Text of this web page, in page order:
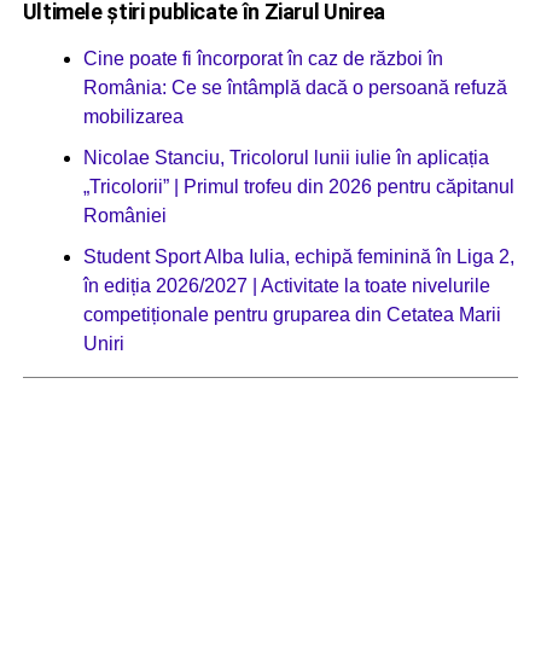
Ultimele știri publicate în Ziarul Unirea
Cine poate fi încorporat în caz de război în
România: Ce se întâmplă dacă o persoană refuză
mobilizarea
Nicolae Stanciu, Tricolorul lunii iulie în aplicația
„Tricolorii” | Primul trofeu din 2026 pentru căpitanul
României
Student Sport Alba Iulia, echipă feminină în Liga 2,
în ediția 2026/2027 | Activitate la toate nivelurile
competiționale pentru gruparea din Cetatea Marii
Uniri